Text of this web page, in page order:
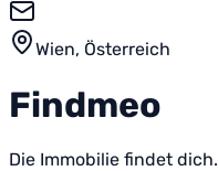
Wien, Österreich
Findmeo
Die Immobilie findet dich.